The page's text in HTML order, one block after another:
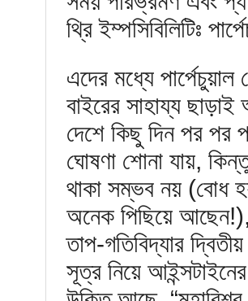
থ্রি ইম্পসিবিলিটিঃ
এদের মধ্যে
বাইরের সাহায্য
দেশে কিছু দিন পর পর
ঘোষণা শোনা যায়,
থাকা সম্ভব নয় (বোধ
অনেক পিছিয়ে আছেন!),
তাপ-গতিবিদ্যার
সূত্র নিয়ে আইন্সটাইনের